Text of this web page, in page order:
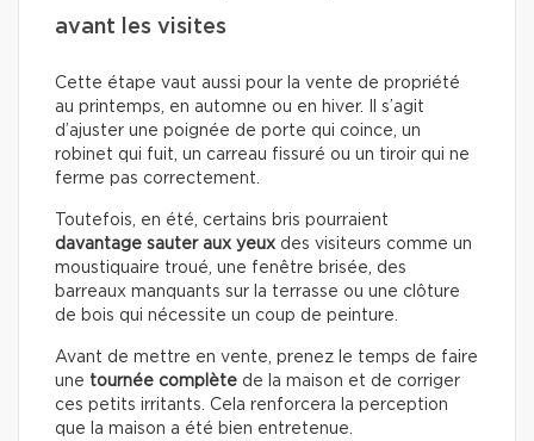
avant les visites
Cette étape vaut aussi pour la vente de propriété
au printemps, en automne ou en hiver. Il s’agit
d’ajuster une poignée de porte qui coince, un
robinet qui fuit, un carreau fissuré ou un tiroir qui ne
ferme pas correctement.
Toutefois, en été, certains bris pourraient
davantage sauter aux yeux des visiteurs comme un
moustiquaire troué, une fenêtre brisée, des
barreaux manquants sur la terrasse ou une clôture
de bois qui nécessite un coup de peinture.
Avant de mettre en vente, prenez le temps de faire
une tournée complète de la maison et de corriger
ces petits irritants. Cela renforcera la perception
que la maison a été bien entretenue.